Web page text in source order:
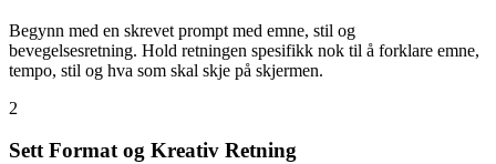
Begynn med en skrevet prompt med emne, stil og
bevegelsesretning. Hold retningen spesifikk nok til å forklare emne,
tempo, stil og hva som skal skje på skjermen.
2
Sett Format og Kreativ Retning